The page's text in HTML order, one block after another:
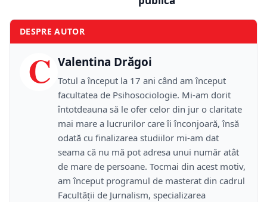
DESPRE AUTOR
C Valentina Drăgoi
Totul a început la 17 ani când am început
facultatea de Psihosociologie. Mi-am dorit
întotdeauna să le ofer celor din jur o claritate
mai mare a lucrurilor care îi înconjoară, însă
odată cu finalizarea studiilor mi-am dat
seama că nu mă pot adresa unui număr atât
de mare de persoane. Tocmai din acest motiv,
am început programul de masterat din cadrul
Facultății de Jurnalism, specializarea